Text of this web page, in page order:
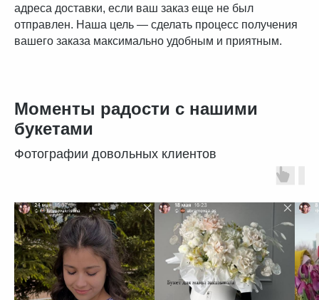
адреса доставки, если ваш заказ еще не был
отправлен. Наша цель — сделать процесс получения
вашего заказа максимально удобным и приятным.
Моменты радости с нашими
букетами
Фотографии довольных клиентов